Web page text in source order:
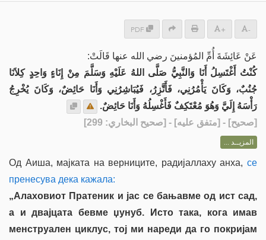
PDF + -
عَنْ عَائِشَةَ أُمِّ المُؤمنينَ رضي الله عنها قَالَتْ:
كُنْتُ أَغْتَسِلُ أَنَا وَالنَّبِيُّ صَلَّى اللهُ عَلَيْهِ وَسَلَّمَ مِنْ إِنَاءٍ وَاحِدٍ كِلاَنَا
جُنُبٌ، وَكَانَ يَأْمُرُنِي، فَأَتَّزِرُ، فَيُبَاشِرُنِي وَأَنَا حَائِضٌ، وَكَانَ يُخْرِجُ
رَأْسَهُ إِلَيَّ وَهُوَ مُعْتَكِفٌ فَأَغْسِلُهُ وَأَنَا حَائِضٌ.
[صحيح] - [متفق عليه] - [صحيح البخاري: 299]
المزيــد ...
Од Аиша, мајката на верниците, радијаллаху анха, се
пренесува дека кажала:
„Алаховиот Пратеник и јас се бањавме од ист сад,
а и двајцата бевме џунуб. Исто така, кога имав
менструален циклус, тој ми нареди да го покријам